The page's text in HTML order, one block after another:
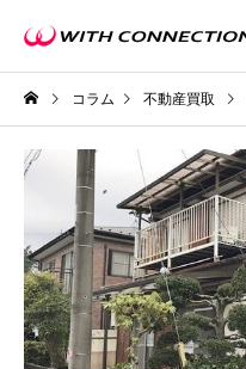
不動産買取
コラム 不動産買取